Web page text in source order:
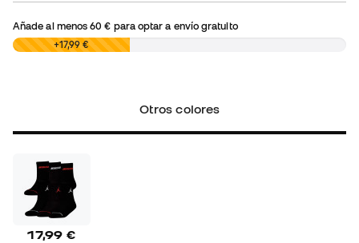
Añade al menos60 € para optar a envío gratuito
0,00 € +17,99 €
Otros colores
17,99 €